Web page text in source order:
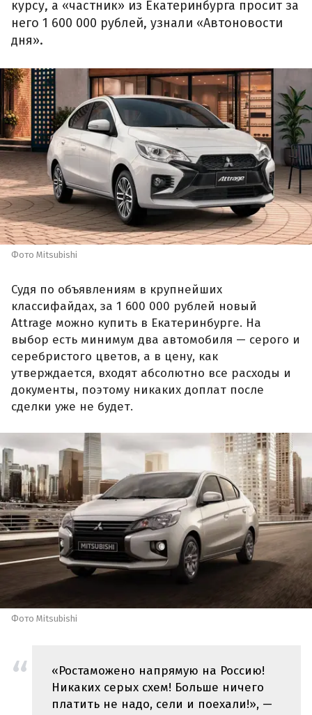
курсу, а «частник» из Екатеринбурга просит за
него 1 600 000 рублей, узнали «Автоновости
дня».
Фото Mitsubishi
Судя по объявлениям в крупнейших
классифайдах, за 1 600 000 рублей новый
Attrage можно купить в Екатеринбурге. На
выбор есть минимум два автомобиля — серого и
серебристого цветов, а в цену, как
утверждается, входят абсолютно все расходы и
документы, поэтому никаких доплат после
сделки уже не будет.
Фото Mitsubishi
«Ростаможено напрямую на Россию!
Никаких серых схем! Больше ничего
платить не надо, сели и поехали!», —